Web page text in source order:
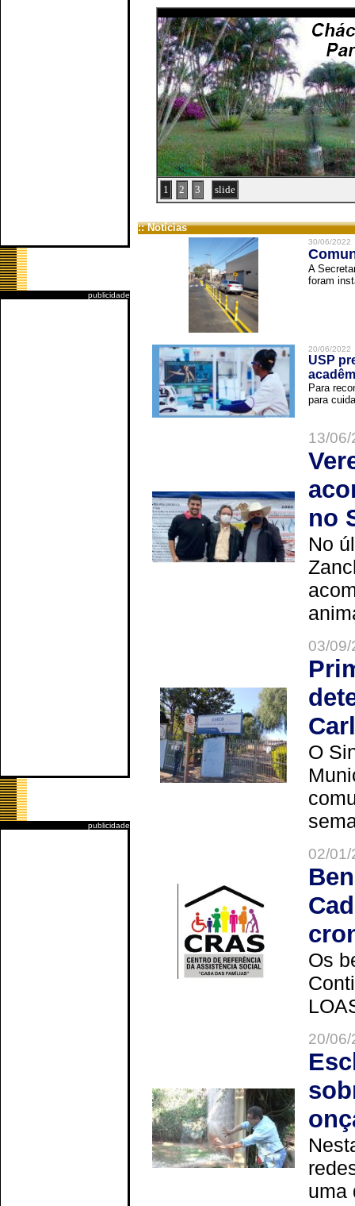
publicidade
publicidade
1 2 3 slide
:: Notícias
30/06/2022
A
foram
20/06/2022
USP
Para
para
13/
no
No
03/
O
02/
Os
20/
uma